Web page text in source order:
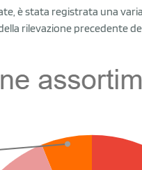
è stata registrata una
rilevazione precedente del